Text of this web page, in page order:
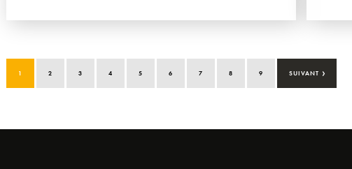
1 2 3 4 5 6 7 8 9 SUIVANT ›